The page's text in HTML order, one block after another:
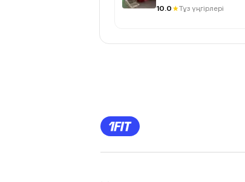
10.0 Тұз үңгірлері
Page
4 Page